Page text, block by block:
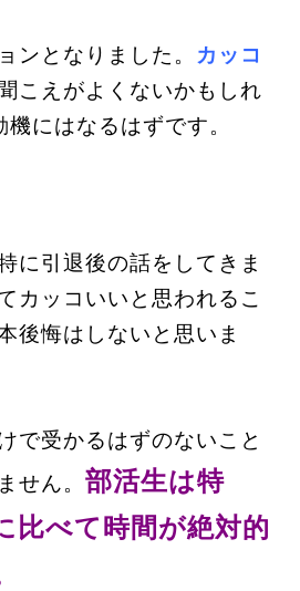
ンとなりました。 カッコ
こえがよくないかもしれ
にはなるはずです。
に引退後の話をしてきま
カッコいいと思われるこ
後悔はしないと思いま
で受かるはずのないこと
せん。 部活生は特
比べて時間が絶対的